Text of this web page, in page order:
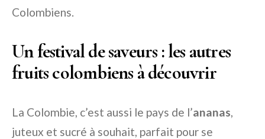
Colombiens.
Un festival de saveurs : les autres
fruits colombiens à découvrir
La Colombie, c’est aussi le pays de l’ananas,
juteux et sucré à souhait, parfait pour se